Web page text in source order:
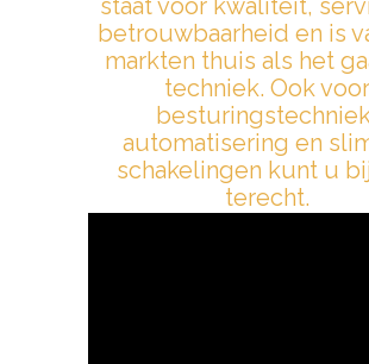
staat voor kwaliteit,
betrouwbaarheid en is
markten thuis als het
techniek. Ook voor
automatisering en
schakelingen kunt u
terecht.